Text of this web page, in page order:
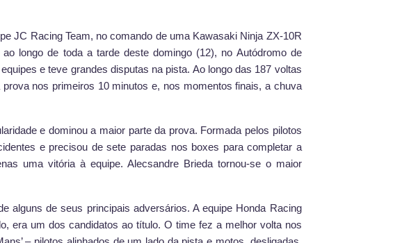
JC Racing Team, no comando de uma Kawasaki Ninja ZX-10R
longo de toda a tarde deste domingo (12), no Autódromo de
e teve grandes disputas na pista. Ao longo das 187 voltas
nos primeiros 10 minutos e, nos momentos finais, a chuva
e dominou a maior parte da prova. Formada pelos pilotos
e precisou de sete paradas nos boxes para completar a
uma vitória à equipe. Alecsandre Brieda tornou-se o maior
alguns de seus principais adversários. A equipe Honda Racing
era um dos candidatos ao título. O time fez a melhor volta nos